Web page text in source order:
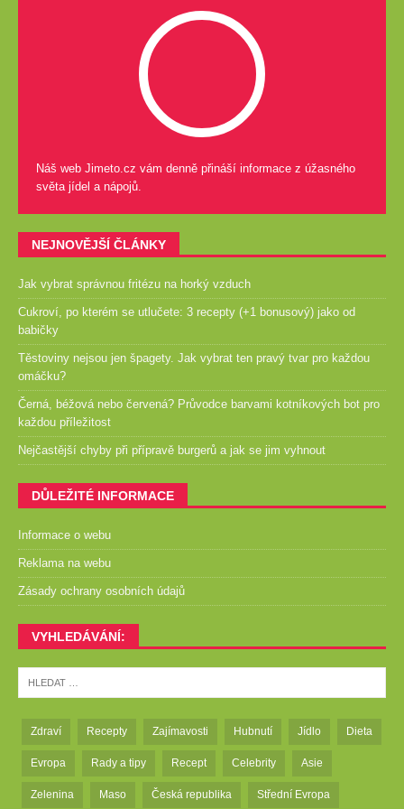
Náš web Jimeto.cz vám denně přináší informace z úžasného
světa jídel a nápojů.
NEJNOVĚJŠÍ ČLÁNKY
Jak vybrat správnou fritézu na horký vzduch
Cukroví, po kterém se utlučete: 3 recepty (+1 bonusový) jako od
babičky
Těstoviny nejsou jen špagety. Jak vybrat ten pravý tvar pro každou
omáčku?
Černá, béžová nebo červená? Průvodce barvami kotníkových bot pro
každou příležitost
Nejčastější chyby při přípravě burgerů a jak se jim vyhnout
DŮLEŽITÉ INFORMACE
Informace o webu
Reklama na webu
Zásady ochrany osobních údajů
VYHLEDÁVÁNÍ:
Zdraví Recepty Zajímavosti Hubnutí Jídlo Dieta
Evropa Rady a tipy Recept Celebrity Asie
Zelenina Maso Česká republika Střední Evropa